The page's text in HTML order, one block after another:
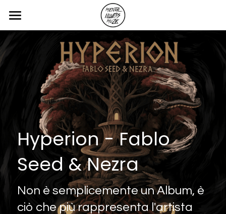
Servizi
Contatti
Blog & Articoli
POWERED BY
Hyperion - Fablo
Seed & Nezra
Non è semplicemente un Album, è
ciò che più rappresenta l'artista